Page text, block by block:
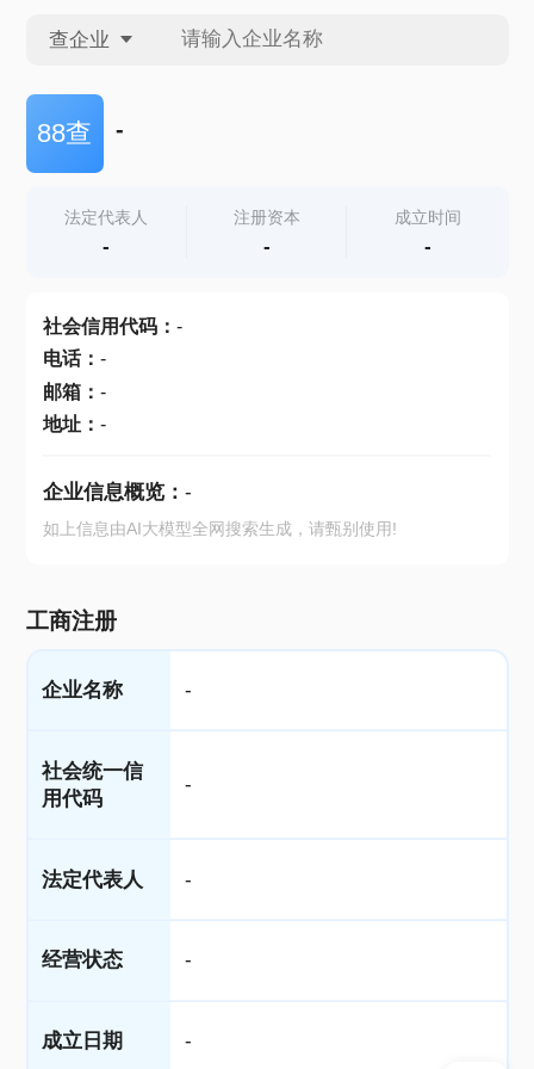
查企业
查企业
查产地
88查 -
法定代表人
-
注册资本
-
成立时间
-
社会信用代码： -
电话： -
邮箱： -
地址： -
企业信息概览： -
如上信息由AI大模型全网搜索生成，请甄别使用!
工商注册
企业名称 -
社会统一信
用代码
-
法定代表人 -
经营状态 -
成立日期 -